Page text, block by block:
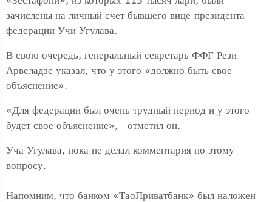
зачислены на личный счет бывшего вице-президента
федерации Учи Угулава.
В свою очередь, генеральный секретарь ФФГ Рези
Арвеладзе указал, что у этого «должно быть свое
объяснение».
«Для федерации был очень трудный период и у этого
будет свое объяснение», - отметил он.
Уча Угулава, пока не делал комментария по этому
вопросу.
Напомним, что банком «ТаоПриватбанк» был наложен